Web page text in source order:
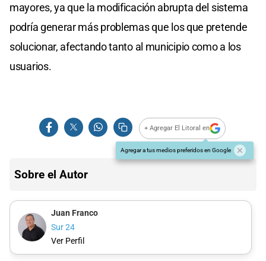
mayores, ya que la modificación abrupta del sistema
podría generar más problemas que los que pretende
solucionar, afectando tanto al municipio como a los
usuarios.
+ Agregar El Litoral en
Agregar a tus medios preferidos en Google
Sobre el Autor
Juan Franco
Sur 24
Ver Perfil